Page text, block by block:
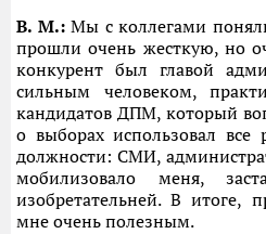
В. М.:Мы с коллегами
прошли очень жесткую, но
конкурент был главой
сильным человеком,
кандидатов ДПМ, который
о выборах использовал все
должности: СМИ,
мобилизовало меня,
изобретательней. В итоге,
мне очень полезным.